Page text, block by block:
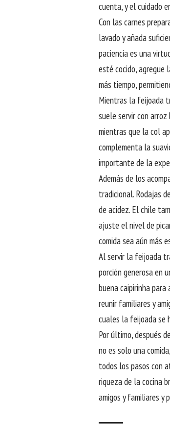
cuenta, y el cuidado
Con las carnes
lavado y añada
paciencia es una
esté cocido, agregue
más tiempo,
Mientras la feijoada
suele servir con
mientras que la col
complementa la
importante de la
Además de los
tradicional. Rodajas
de acidez. El chile
ajuste el nivel de
comida sea aún más
Al servir la feijoada
porción generosa en
buena caipirinha
reunir familiares y
cuales la feijoada se
Por último, después
no es solo una
todos los pasos con
riqueza de la cocina
amigos y familiares y